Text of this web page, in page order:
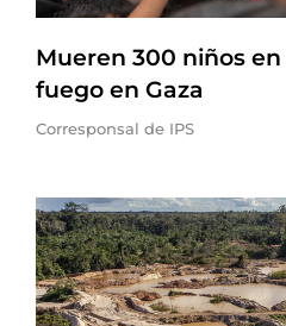
Mueren 300 niños
fuego en Gaza
Corresponsal de IPS